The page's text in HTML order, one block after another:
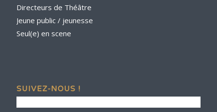
Directeurs de Théâtre
Jeune public / jeunesse
Seul(e) en scene
SUIVEZ-NOUS !